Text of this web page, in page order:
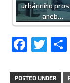
urbánního
aneb…
POSTED UNDER